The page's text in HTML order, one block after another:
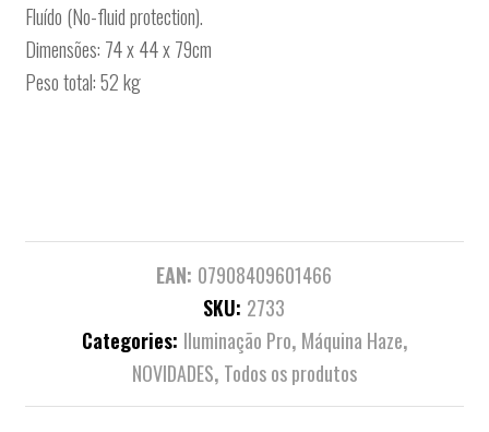
Fluído (No-fluid protection).
Dimensões: 74 x 44 x 79cm
Peso total: 52 kg
EAN: 07908409601466
SKU: 2733
Categories: Iluminação Pro, Máquina Haze,
NOVIDADES, Todos os produtos